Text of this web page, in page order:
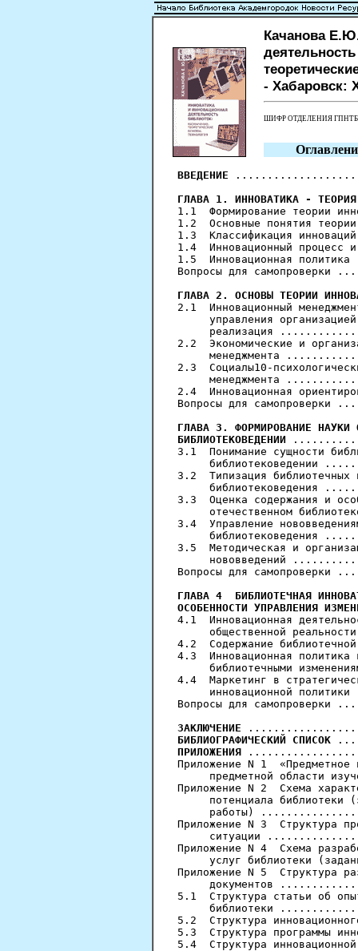
Качанова
- Хабаровск:
ШИФР ОТДЕЛЕНИЯ
ВВЕДЕНИЕ
ГЛАВА 1. ИННОВАТИКА - ТЕОРИЯ
1.1  Формирование теории
1.2  Основные понятия
1.3  Классификация
1.4  Инновационный
1.5  Инновационная
Вопросы для
ГЛАВА 2. ОСНОВЫ ТЕОРИИ
2.1  Инновационный
управления
реализация
2.2  Экономические и
менеджмента
2.3  Социалы10-
менеджмента
2.4  Инновационная
Вопросы для
ГЛАВА 3. ФОРМИРОВАНИЕ НАУКИ
БИБЛИОТЕКОВЕДЕНИИ
3.1  Понимание сущности
библиотековедении
3.2  Типизация библиотечных
библиотековедения
3.3  Оценка содержания и
отечественном
3.4  Управление
библиотековедения
3.5  Методическая и
нововведений
Вопросы для
ГЛАВА 4  БИБЛИОТЕЧНАЯ
ОСОБЕННОСТИ УПРАВЛЕНИЯ
4.1  Инновационная
общественной
4.2  Содержание
4.3  Инновационная политика
библиотечными
4.4  Маркетинг в
инновационной политики
Вопросы для
ЗАКЛЮЧЕНИЕ
БИБЛИОГРАФИЧЕСКИЙ СПИСОК
ПРИЛОЖЕНИЯ
Приложение N 1  «Предметное
предметной области
Приложение N 2  Схема
потенциала библиотеки
работы)
Приложение N 3  Структура
ситуации
Приложение N 4  Схема
услуг библиотеки
Приложение N 5  Структура
документов
5.1  Структура статьи об
библиотеки
5.2  Структура
5.3  Структура программы
5.4  Структура